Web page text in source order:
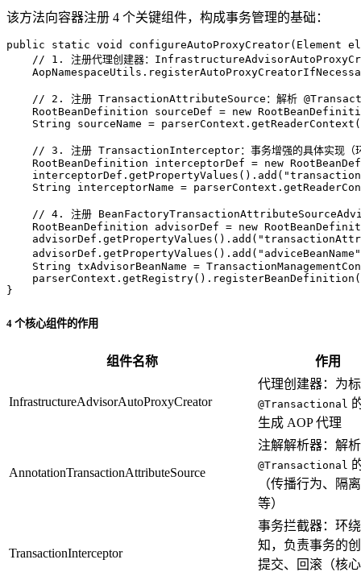
该方法向容器注册 4 个关键组件，构成事务管理的基础：
public static void configureAutoProxyCreator(Element
// 1. 注册代理创建器：
// 2. 注册 TransactionAttributeSource：解析
RootBeanDefinition
sourceDef = new
String
sourceName =
// 3. 注册 TransactionInterceptor：事务增强的具体实现（环绕
RootBeanDefinition
interceptorDef = new
    interceptorDef.getPropertyValues().add(
String
interceptorName =
// 4. 注册 BeanFactoryTransactionAttributeSourceAdvisor
RootBeanDefinition
advisorDef = new
    advisorDef.getPropertyValues().add(
    advisorDef.getPropertyValues().add(
"adviceBeanName"
String txAdvisorBeanName =
}
4 个核心组件的作用
组件名称 作用
InfrastructureAdvisorAutoProxyCreator
代理创建器：为
@Transactional
生成 AOP 代理
AnnotationTransactionAttributeSource
注解解析器：解析
@Transactional
（传播行为、隔
等）
TransactionInterceptor
事务拦截器：环
知，负责事务的
提交、回滚（核